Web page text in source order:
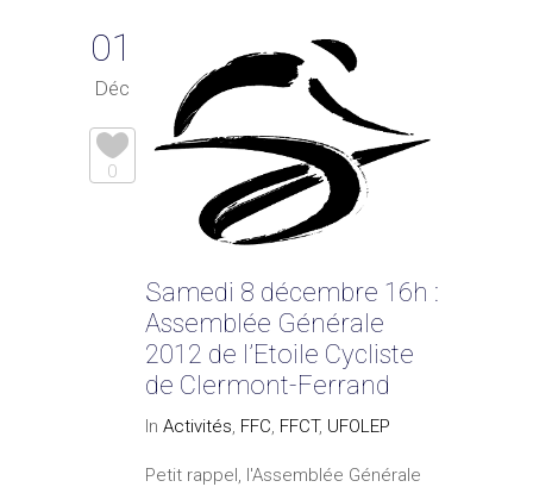
01
Déc
0
Samedi 8 décembre 16h :
Assemblée Générale
2012 de l’Etoile Cycliste
de Clermont-Ferrand
In Activités FFC FFCT, UFOLEP
Petit rappel, l'Assemblée Générale